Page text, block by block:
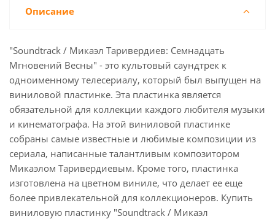
Описание
"Soundtrack / Микаэл Таривердиев: Семнадцать
Мгновений Весны" - это культовый саундтрек к
одноименному телесериалу, который был выпущен на
виниловой пластинке. Эта пластинка является
обязательной для коллекции каждого любителя музыки
и кинематографа. На этой виниловой пластинке
собраны самые известные и любимые композиции из
сериала, написанные талантливым композитором
Микаэлом Таривердиевым. Кроме того, пластинка
изготовлена на цветном виниле, что делает ее еще
более привлекательной для коллекционеров. Купить
виниловую пластинку "Soundtrack / Микаэл